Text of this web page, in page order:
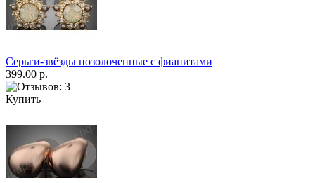
Серьги-звёзды позолоченные с фианитами
399.00 р.
Купить